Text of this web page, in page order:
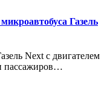
Газель
Next с двигателем
пассажиров…